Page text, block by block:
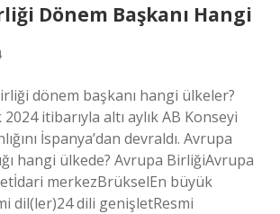
Dönem Başkanı Hangi
dönem başkanı hangi ülkeler?
itibarıyla altı aylık AB Konseyi
İspanya’dan devraldı. Avrupa
hangi ülkede? Avrupa BirliğiAvrupa
merkezBrükselEn büyük
dil(ler)24 dili genişletResmi